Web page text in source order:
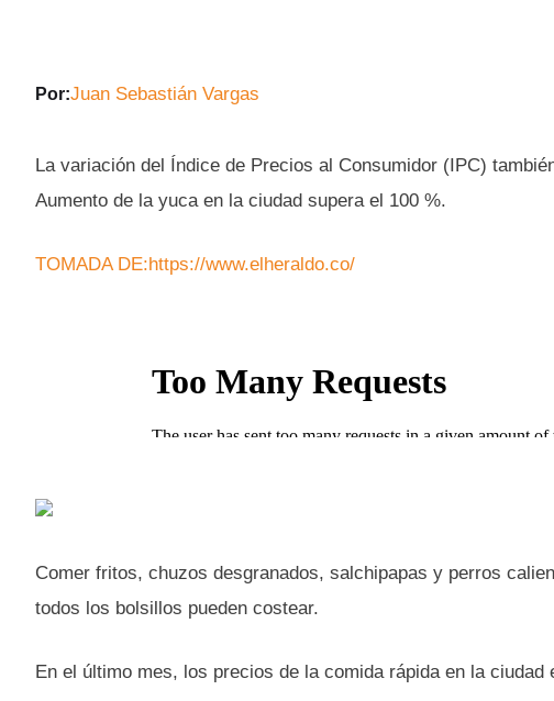
Por:Juan Sebastián Vargas
La variación del Índice de Precios al Consumidor (IPC)
Aumento de la yuca en la ciudad supera el 100 %.
TOMADA DE:https://www.elheraldo.co/
Comer fritos, chuzos desgranados, salchipapas y perros
todos los bolsillos pueden costear.
En el último mes, los precios de la comida rápida en la ciudad